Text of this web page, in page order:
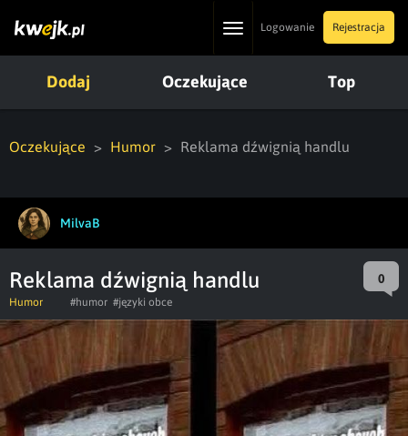
ToggleLogowanie Rejestracja
Dodaj Oczekujące Top
Oczekujące Humor Reklama dźwignią handlu
MilvaB
Reklama dźwignią handlu 0
Humor #humor #języki obce